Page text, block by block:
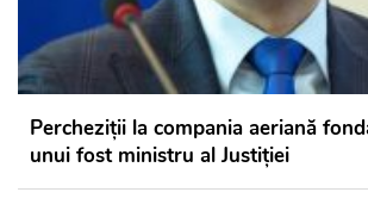
Percheziții la compania aeriană
unui fost ministru al Justiției